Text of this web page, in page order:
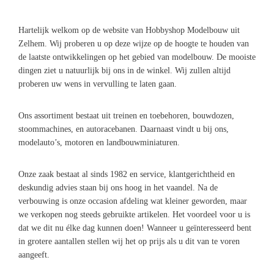
Hartelijk welkom op de website van Hobbyshop Modelbouw uit
Zelhem. Wij proberen u op deze wijze op de hoogte te houden van
de laatste ontwikkelingen op het gebied van modelbouw. De mooiste
dingen ziet u natuurlijk bij ons in de winkel. Wij zullen altijd
proberen uw wens in vervulling te laten gaan.
Ons assortiment bestaat uit treinen en toebehoren, bouwdozen,
stoommachines, en autoracebanen. Daarnaast vindt u bij ons,
modelauto’s, motoren en landbouwminiaturen.
Onze zaak bestaat al sinds 1982 en service, klantgerichtheid en
deskundig advies staan bij ons hoog in het vaandel. Na de
verbouwing is onze occasion afdeling wat kleiner geworden, maar
we verkopen nog steeds gebruikte artikelen. Het voordeel voor u is
dat we dit nu élke dag kunnen doen! Wanneer u geïnteresseerd bent
in grotere aantallen stellen wij het op prijs als u dit van te voren
aangeeft.